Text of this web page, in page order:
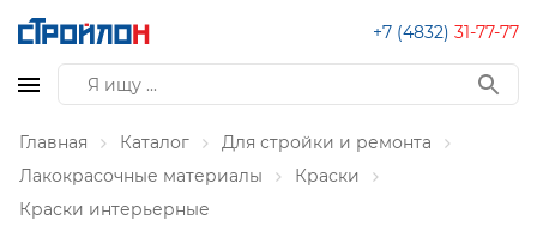
+7 (4832) 31-77-77
Главная Каталог
Для стройки и ремонта
Лакокрасочные материалы
Краски
Краски интерьерные